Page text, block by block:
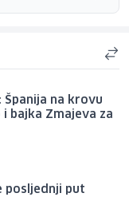
Španija na krovu
bajka Zmajeva za
posljednji put